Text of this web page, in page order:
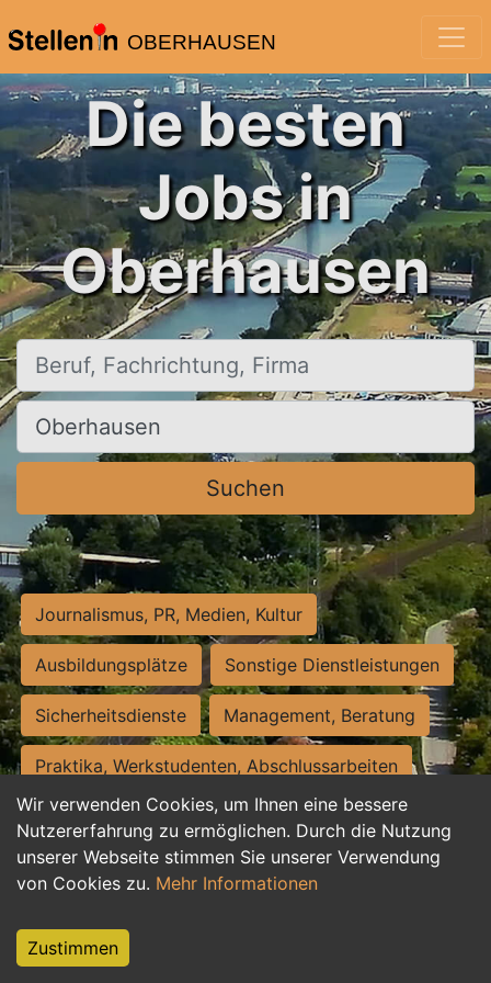
OBERHAUSEN
Wir verwenden Cookies, um Ihnen eine bessere
Nutzererfahrung zu ermöglichen. Durch die Nutzung
unserer Webseite stimmen Sie unserer Verwendung
von Cookies zu. Mehr Informationen
Zustimmen
Die besten
Jobs in
Oberhausen
Beruf, Fachrichtung, Firma
Ort, Stadt
Suchen
Journalismus, PR, Medien, Kultur
Ausbildungsplätze Sonstige Dienstleistungen
Sicherheitsdienste Management, Beratung
Praktika, Werkstudenten, Abschlussarbeiten
Personalwesen Assistenz, Sekretariat
Hilfskräfte, Aushilfs- und Nebenjobs
Weiterbildung, Studium, duale Ausbildung